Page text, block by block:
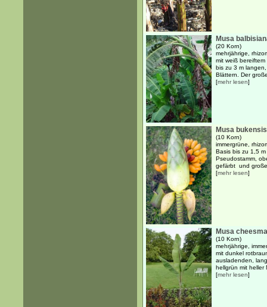
Musa
(20 Korn)
mehrjährige,
mit weiß
bis zu 3 m
Blättern. Der
[mehr lesen]
Musa bukensis
(10 Korn)
immergrüne,
Basis bis zu 1,5
Pseudostamm,
gefärbt und
[mehr lesen]
Musa
(10 Korn)
mehrjährige,
mit dunkel
ausladenden,
hellgrün mit heller
[mehr lesen]